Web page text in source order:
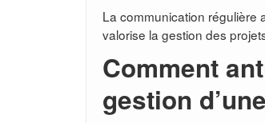
La communication régulière
valorise la gestion des
Comment
gestion